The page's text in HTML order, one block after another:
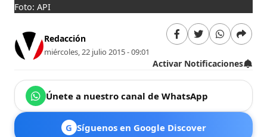
Foto: API
Redacción
miércoles, 22 julio 2015 - 09:01
Activar Notificaciones
Únete a nuestro canal de WhatsApp
G Síguenos en Google Discover